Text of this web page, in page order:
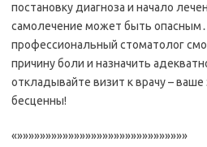
постановку диагноза и начало
самолечение может быть
профессиональный стоматолог
причину боли и назначить
откладывайте визит к врачу –
бесценны!
«»»»»»»»»»»»»»»»»»»»»»»»»»»»»»»